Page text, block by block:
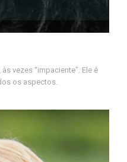
vezes “impaciente”. Ele é
os aspectos.